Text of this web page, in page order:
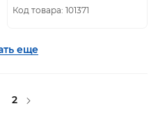
Код товара: 101371
еще
2